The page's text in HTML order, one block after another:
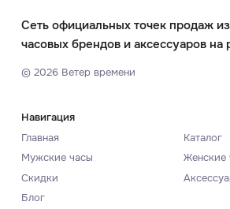
Сеть официальных точек продаж
часовых брендов и аксессуаров
© 2026Ветер времени
Навигация
Главная
Каталог
Мужские часы
Женские
Скидки
Блог